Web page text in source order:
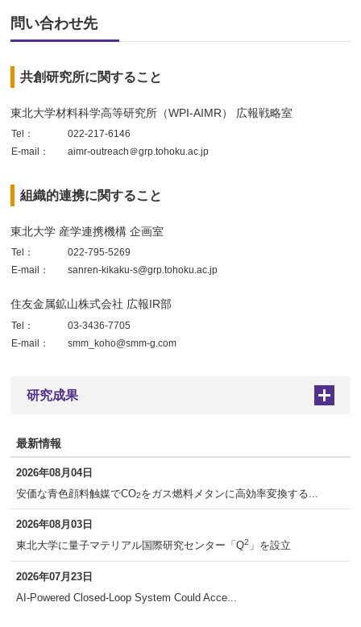
問い合わせ先
共創研究所に関すること
東北大学材料科学高等研究所（WPI-AIMR） 広報戦略室
Tel：
022-217-6146
E-mail：
aimr-outreach＠grp.tohoku.ac.jp
組織的連携に関すること
東北大学 産学連携機構 企画室
Tel：
022-795-5269
E-mail：
sanren-kikaku-s@grp.tohoku.ac.jp
住友金属鉱山株式会社 広報IR部
Tel：
03-3436-7705
E-mail：
smm_koho@smm-g.com
研究成果 +
最新情報
2026年08月04日
安価な青色顔料触媒でCO2をガス燃料メタンに高効率変換する...
2026年08月03日
東北大学に量子マテリアル国際研究センター「Q2 」を設立
2026年07月23日
AI-Powered Closed-Loop System Could Acce...